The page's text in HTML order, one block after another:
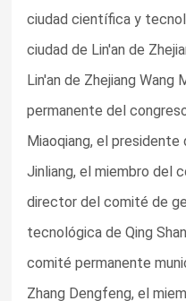
ciudad científica y
ciudad de Lin'an de
Lin'an de Zhejiang
permanente del
Miaoqiang, el presidente
Jinliang, el miembro del
director del comité de
tecnológica de Qing
comité permanente
Zhang Dengfeng, el